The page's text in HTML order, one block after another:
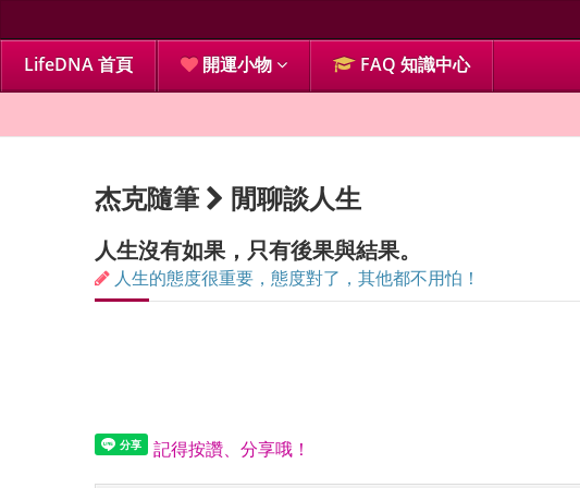
LifeDNA 首頁 開運小物 FAQ 知識中心
杰克隨筆 閒聊談人生
人生沒有如果，只有後果與結果。
人生的態度很重要，態度對了，其他都不用怕！
記得按讚、分享哦！